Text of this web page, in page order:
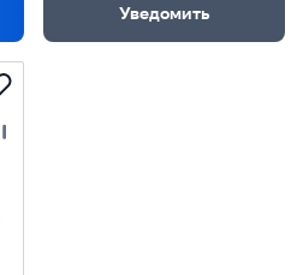
Уведомить